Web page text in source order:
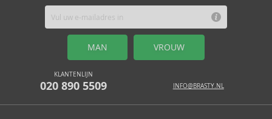
MAN VROUW
KLANTENLIJN
020 890 5509 INFO@BRASTY.NL